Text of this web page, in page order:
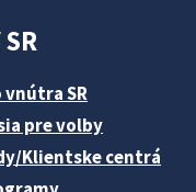
SR
pre volby
Klientske centrá